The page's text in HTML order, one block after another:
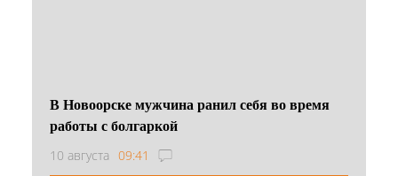
В Новоорске мужчина ранил себя во время
работы с болгаркой
10 августа 09:41